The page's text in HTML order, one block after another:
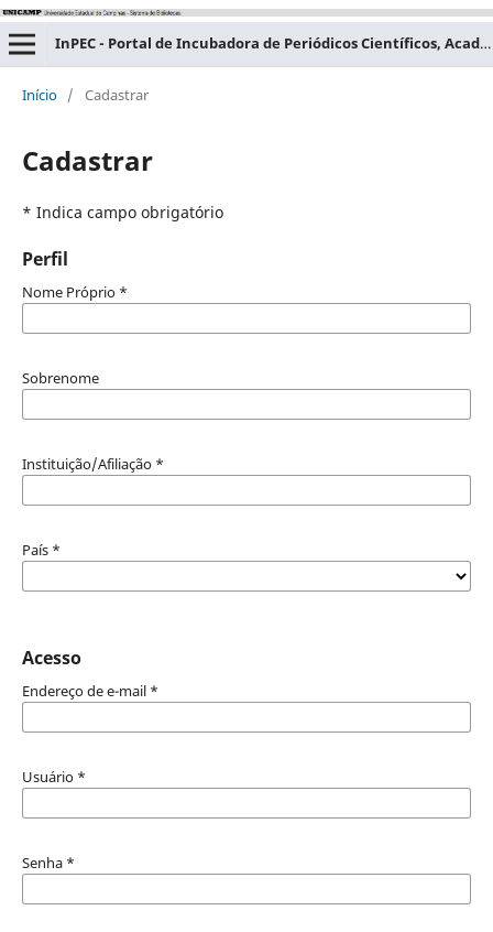
InPEC - Portal de Incubadora de Periódicos Científicos, Acadêmicos e Educacionais
Início / Cadastrar
Cadastrar
* Indica campo obrigatório
Perfil
Nome Próprio *
Sobrenome
Instituição/Afiliação *
País *
Acesso
Endereço de e-mail *
Usuário *
Senha *